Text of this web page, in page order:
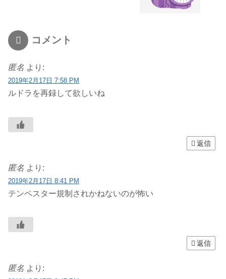
コメント
匿名 より:
2019年2月17日 7:58 PM
ルドラを再録して欲しいね
返信
匿名 より:
2019年2月17日 8:41 PM
テンペスター規制されかねないのが怖い
返信
匿名 より: